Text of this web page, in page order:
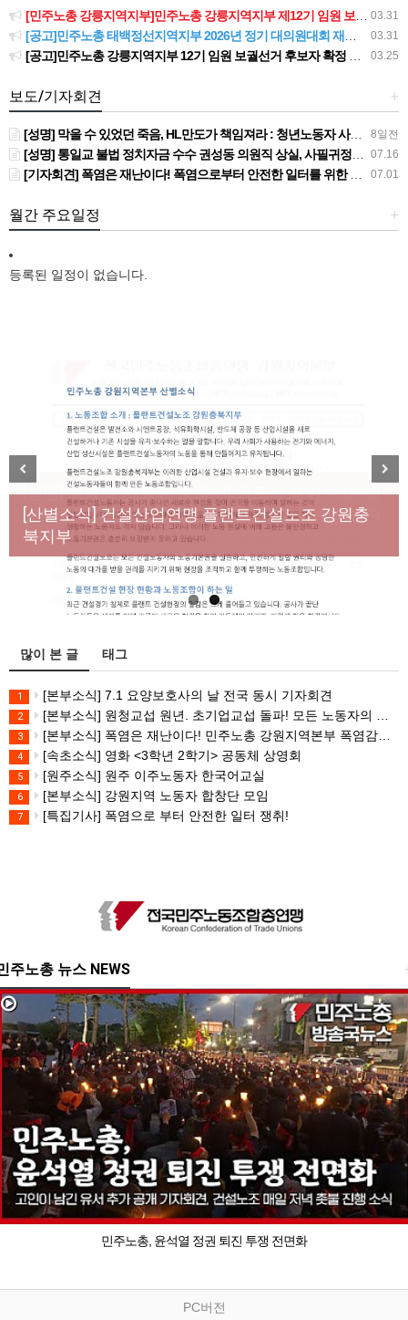
03.31
[민주노총 강릉지역지부]민주노총 강릉지역지부 제12기 임원 보궐선거결과 공고
03.31
[공고]민주노총 태백정선지역지부 2026년 정기 대의원대회 재소집 건
03.25
[공고]민주노총 강릉지역지부 12기 임원 보궐선거 후보자 확정 공고
+
보도/기자회견
8일전
[성명] 막을 수 있었던 죽음, HL만도가 책임져라 : 청년노동자 사망사고의 철저한 진상규명과 재발방지 대책 마련하라
07.16
[성명] 통일교 불법 정치자금 수수 권성동 의원직 상실, 사필귀정이다
07.01
[기자회견] 폭염은 재난이다! 폭염으로부터 안전한 일터를 위한 민주노총 강원지역본부 폭염감시단 선포 기자회견
+
월간 주요일정
등록된 일정이 없습니다.
[성명] 막을 수 있었던 죽음, HL만도가 책임져라 : 청
년노동자 사망사고의 철저한 진상규명과 재발방지
대책 마련하라
[산별소식] 건설산업연맹 플랜트건설노조 강원충
북지부
Previous Next
많이 본 글 태그
1 [본부소식] 7.1 요양보호사의 날 전국 동시 기자회견
2 [본부소식] 원청교섭 원년. 초기업교섭 돌파! 모든 노동자의 노동기본권 쟁취! 민주노총 7.15 총파업대회
3 [본부소식] 폭염은 재난이다! 민주노총 강원지역본부 폭염감시단 선포 기자회견
4 [속초소식] 영화 <3학년 2학기> 공동체 상영회
5 [원주소식] 원주 이주노동자 한국어교실
6 [본부소식] 강원지역 노동자 합창단 모임
7 [특집기사] 폭염으로 부터 안전한 일터 쟁취!
주노총 뉴스 NEWS
민주노총, 윤석열 정권 퇴진 투쟁 전면화
PC버전